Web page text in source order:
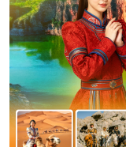
ทัวร์มองโก
ดอส ภูเขาไ
โรงแรมหรู
ห้องน้ำในตัว
ระยะเวลา